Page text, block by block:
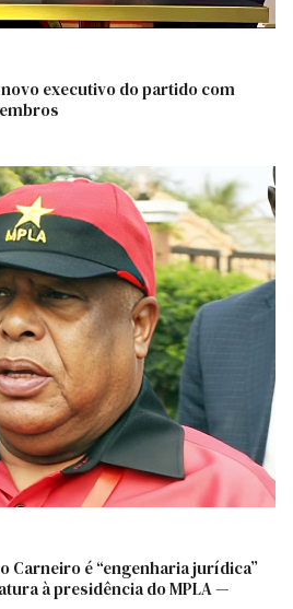
executivo do partido com
Carneiro é “engenharia jurídica”
à presidência do MPLA —